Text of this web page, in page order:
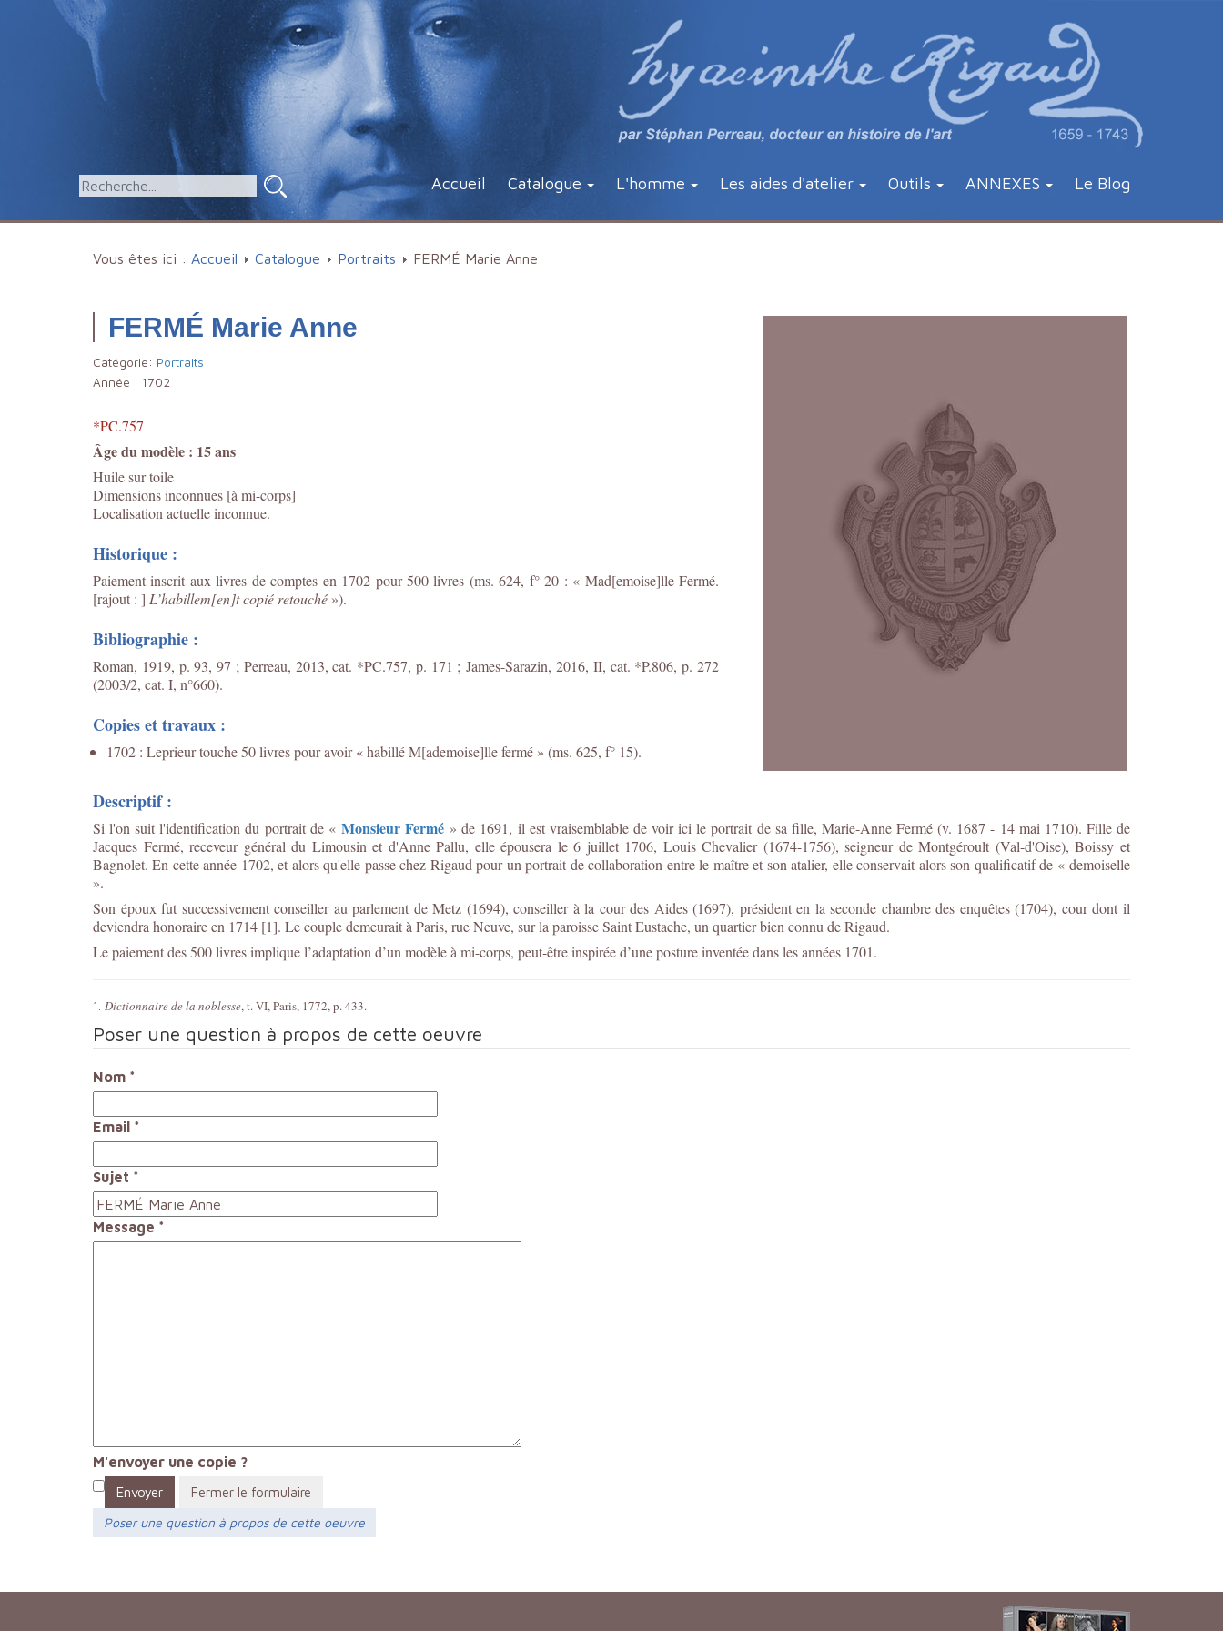
Accueil Catalogue L'homme Les aides d'atelier Outils ANNEXES Le Blog
Vous êtes ici : Accueil Catalogue Portraits FERMÉ Marie Anne
FERMÉ Marie Anne
Catégorie: Portraits
Année : 1702
*PC.757
Âge du modèle : 15 ans
Huile sur toile
Dimensions inconnues [à mi-corps]
Localisation actuelle inconnue.
Historique :
Paiement inscrit aux livres de comptes en 1702 pour 500 livres (ms. 624, f° 20 : « Mad[emoise]lle Fermé.
[rajout : ] L’habillem[en]t copié retouché »).
Bibliographie :
Roman, 1919, p. 93, 97 ; Perreau, 2013, cat. *PC.757, p. 171 ;James-Sarazin, 2016, II, cat. *P.806, p. 272
(2003/2, cat. I, n°660).
Copies et travaux :
1702 : Leprieur touche 50 livres pour avoir « habillé M[ademoise]lle fermé » (ms. 625, f° 15).
Descriptif :
Si l'on suit l'identification du portrait de « Monsieur Fermé » de 1691, il est vraisemblable de voir ici le portrait de sa fille, Marie-Anne Fermé (v. 1687 - 14 mai 1710). Fille de
Jacques Fermé, receveur général du Limousin et d'Anne Pallu, elle épousera le 6 juillet 1706, Louis Chevalier (1674-1756), seigneur de Montgéroult (Val-d'Oise), Boissy et
Bagnolet. En cette année 1702, et alors qu'elle passe chez Rigaud pour un portrait de collaboration entre le maître et son atalier, elle conservait alors son qualificatif de «demoiselle
».
Son époux fut successivement conseiller au parlement de Metz (1694), conseiller à la cour des Aides (1697), président en la seconde chambre des enquêtes (1704), cour dont il
deviendra honoraire en 1714 [1]. Le couple demeurait à Paris, rue Neuve, sur la paroisse Saint Eustache, un quartier bien connu de Rigaud.
Le paiement des 500 livres implique l’adaptation d’un modèle à mi-corps, peut-être inspirée d’une posture inventée dans les années 1701.
1. Dictionnaire de la noblesse, t. VI, Paris, 1772, p. 433.
Poser une question à propos de cette oeuvre
Nom *
Email *
Sujet *
Message *
M'envoyer une copie ?
Envoyer
Fermer le formulaire
Poser une question à propos de cette oeuvre